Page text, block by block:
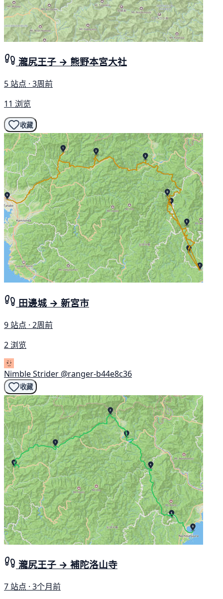
瀧尻王子 → 熊野本宮大社
5 站点 · 3周前
11 浏览
收藏
田邊城 → 新宮市
9 站点 · 2周前
2 浏览
Nimble Strider @ranger-b44e8c36
收藏
瀧尻王子 → 補陀洛山寺
7 站点 · 3个月前